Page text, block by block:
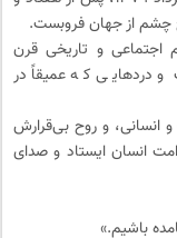
چشم از جهان فروبست.
اجتماعی و تاریخی قرن
دردهایی که عمیقاً در
انسانی، و روح بی‌قرارش
انسان ایستاد و صدای
باشیم.»